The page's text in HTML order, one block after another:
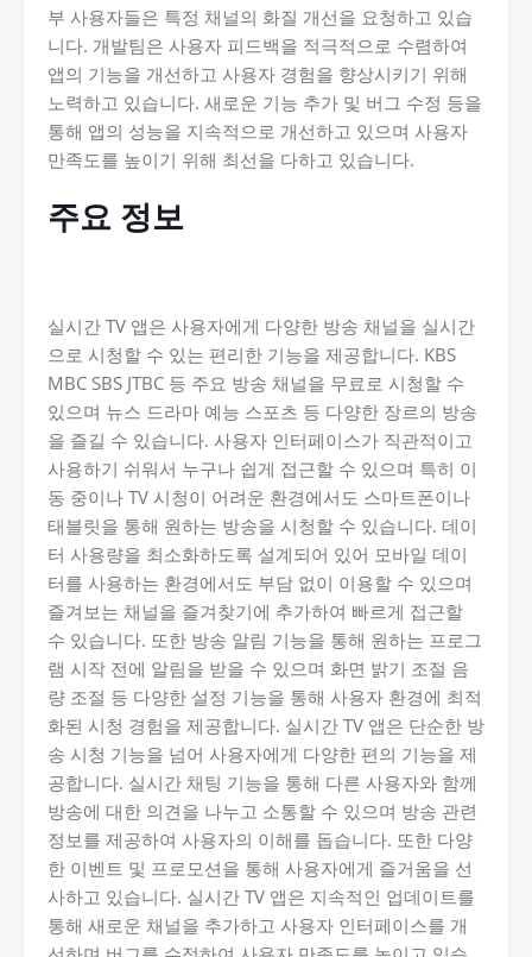
부 사용자들은 특정 채널의 화질 개선을 요청하고 있습
니다. 개발팀은 사용자 피드백을 적극적으로 수렴하여
앱의 기능을 개선하고 사용자 경험을 향상시키기 위해
노력하고 있습니다. 새로운 기능 추가 및 버그 수정 등을
통해 앱의 성능을 지속적으로 개선하고 있으며 사용자
만족도를 높이기 위해 최선을 다하고 있습니다.
주요 정보
실시간 TV 앱은 사용자에게 다양한 방송 채널을 실시간
으로 시청할 수 있는 편리한 기능을 제공합니다. KBS
MBC SBS JTBC 등 주요 방송 채널을 무료로 시청할 수
있으며 뉴스 드라마 예능 스포츠 등 다양한 장르의 방송
을 즐길 수 있습니다. 사용자 인터페이스가 직관적이고
사용하기 쉬워서 누구나 쉽게 접근할 수 있으며 특히 이
동 중이나 TV 시청이 어려운 환경에서도 스마트폰이나
태블릿을 통해 원하는 방송을 시청할 수 있습니다. 데이
터 사용량을 최소화하도록 설계되어 있어 모바일 데이
터를 사용하는 환경에서도 부담 없이 이용할 수 있으며
즐겨보는 채널을 즐겨찾기에 추가하여 빠르게 접근할
수 있습니다. 또한 방송 알림 기능을 통해 원하는 프로그
램 시작 전에 알림을 받을 수 있으며 화면 밝기 조절 음
량 조절 등 다양한 설정 기능을 통해 사용자 환경에 최적
화된 시청 경험을 제공합니다. 실시간 TV 앱은 단순한 방
송 시청 기능을 넘어 사용자에게 다양한 편의 기능을 제
공합니다. 실시간 채팅 기능을 통해 다른 사용자와 함께
방송에 대한 의견을 나누고 소통할 수 있으며 방송 관련
정보를 제공하여 사용자의 이해를 돕습니다. 또한 다양
한 이벤트 및 프로모션을 통해 사용자에게 즐거움을 선
사하고 있습니다. 실시간 TV 앱은 지속적인 업데이트를
통해 새로운 채널을 추가하고 사용자 인터페이스를 개